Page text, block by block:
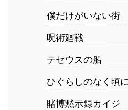
僕だけがいない街
呪術廻戦
テセウスの船
ひぐらしのなく頃に
賭博黙示録カイジ